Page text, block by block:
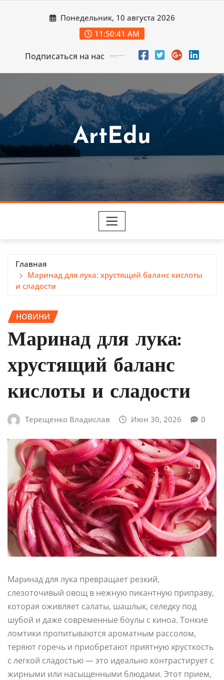
Понедельник, 10 августа 2026
11:50:42 AM
Подписаться на нас
ArtEdu
Главная
Маринад для лука: хрустящий баланс кислоты
и сладости
НОВИНИ
Маринад для лука:
хрустящий баланс
кислоты и сладости
Терещенко Владислав Июн 30, 2026 0
Маринад для лука превращает резкий,
слезоточивый овощ в нежную пикантную приправу,
которая оживляет салаты, шашлык, селедку под
шубой и даже современные боулы с киноа. Тонкие
ломтики пропитываются ароматным рассолом,
теряют горечь и приобретают приятную хрусткость
с легкой сладостью — это идеально контрастирует с
жирными или насыщенными блюдами. Этот прием,